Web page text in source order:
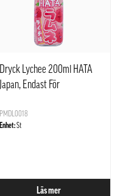
Dryck Lychee 200ml HATA
Japan, Endast För
PMDL0018
Enhet:St
Läs mer